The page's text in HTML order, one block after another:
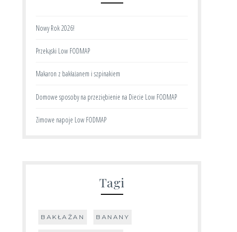
Nowy Rok 2026!
Przekąski Low FODMAP
Makaron z bakłażanem i szpinakiem
Domowe sposoby na przeziębienie na Diecie Low FODMAP
Zimowe napoje Low FODMAP
Tagi
BAKŁAŻAN BANANY